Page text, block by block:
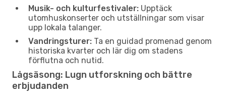
Musik- och kulturfestivaler: Upptäck
utomhuskonserter och utställningar som visar
upp lokala talanger.
Vandringsturer: Ta en guidad promenad genom
historiska kvarter och lär dig om stadens
förflutna och nutid.
Lågsäsong: Lugn utforskning och bättre
erbjudanden